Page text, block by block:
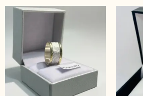
opciones
se